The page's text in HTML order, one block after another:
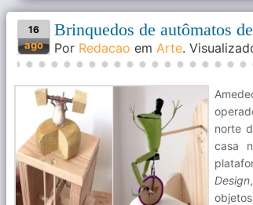
16
ago
Brinquedos de autômatos
Por Redacao em Arte.
norte
casa
Design